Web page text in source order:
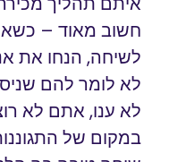
חשוב מאוד –
לשיחה, הנחו את
לא לומר להם
לא ענו, אתם לא
במקום של